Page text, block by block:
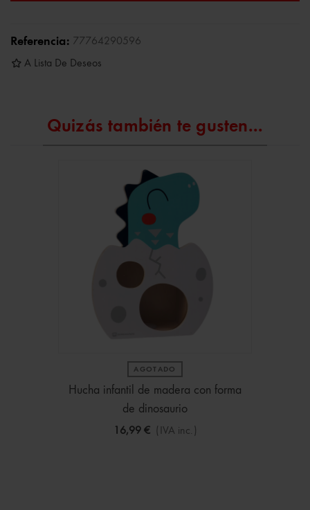
Referencia: 77764290596
A Lista De Deseos
Quizás también te gusten...
AGOTADO
Hucha infantil de madera con forma
de dinosaurio
16,99 € (IVA inc.)